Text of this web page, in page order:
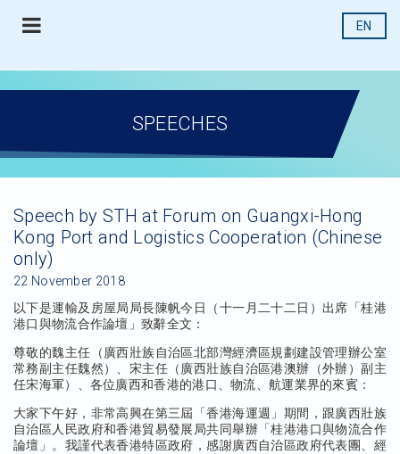
EN
SPEECHES
Speech by STH at Forum on Guangxi-Hong
Kong Port and Logistics Cooperation (Chinese
only)
22 November 2018
以下是運輸及房屋局局長陳帆今日（十一月二十二日）出席「桂港
港口與物流合作論壇」致辭全文：
尊敬的魏主任（廣西壯族自治區北部灣經濟區規劃建設管理辦公室
常務副主任魏然）、宋主任（廣西壯族自治區港澳辦（外辦）副主
任宋海軍）、各位廣西和香港的港口、物流、航運業界的來賓：
大家下午好，非常高興在第三屆「香港海運週」期間，跟廣西壯族
自治區人民政府和香港貿易發展局共同舉辦「桂港港口與物流合作
論壇」。我謹代表香港特區政府，感謝廣西自治區政府代表團、經